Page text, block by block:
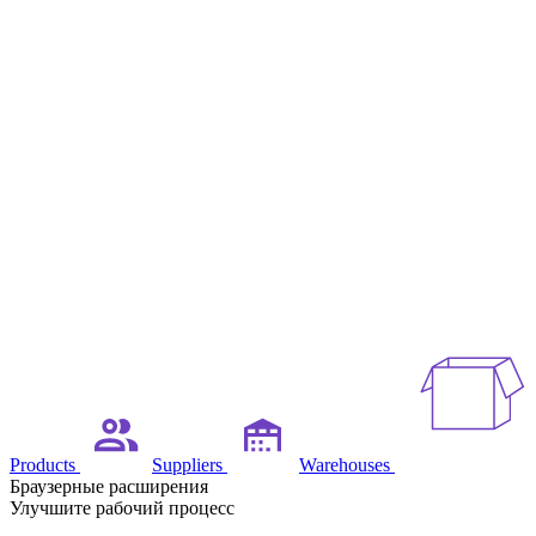
Products Suppliers Warehouses
Браузерные расширения
Улучшите рабочий процесс